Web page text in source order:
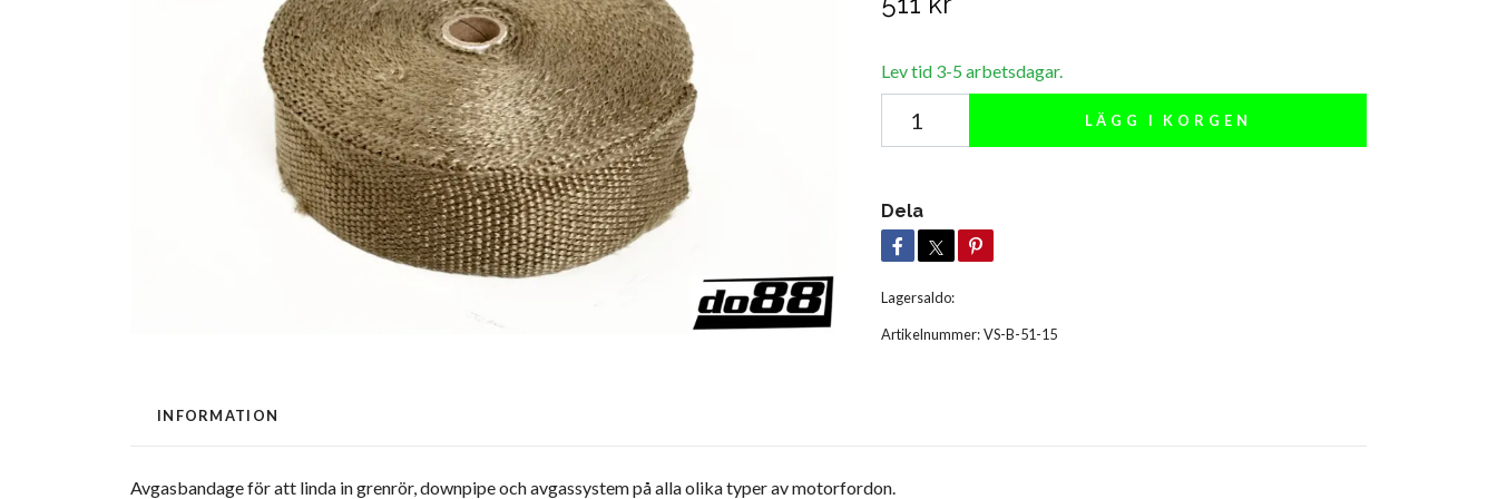
Lev tid 3-5 arbetsdagar.
LÄGG I KORGEN
Dela
Lagersaldo:
Artikelnummer:VS-B-51-15
INFORMATION
Avgasbandage för att linda in grenrör, downpipe och avgassystem på alla olika typer av motorfordon.